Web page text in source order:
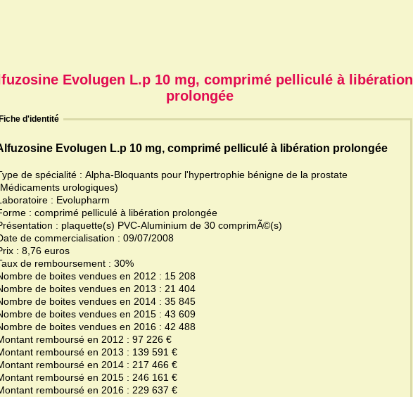
Evolugen L.p 10 mg, comprimé pelliculé à libération
prolongée
d'identité
Evolugen L.p 10 mg, comprimé pelliculé à libération prolongée
de spécialité : Alpha-Bloquants pour l'hypertrophie bénigne de la prostate
urologiques)
: Evolupharm
: comprimé pelliculé à libération prolongée
: plaquette(s) PVC-Aluminium de 30 comprimÃ©(s)
de commercialisation : 09/07/2008
: 8,76 euros
de remboursement : 30%
de boites vendues en 2012 : 15 208
de boites vendues en 2013 : 21 404
de boites vendues en 2014 : 35 845
de boites vendues en 2015 : 43 609
de boites vendues en 2016 : 42 488
remboursé en 2012 : 97 226 €
remboursé en 2013 : 139 591 €
remboursé en 2014 : 217 466 €
remboursé en 2015 : 246 161 €
remboursé en 2016 : 229 637 €